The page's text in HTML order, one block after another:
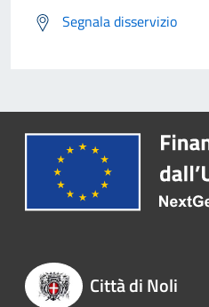
Segnala disservizio
Città di Noli